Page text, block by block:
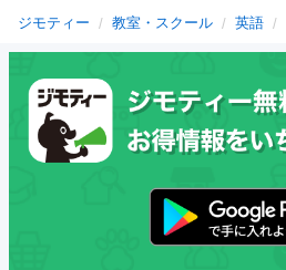
ジモティー 教室・スクール 英語